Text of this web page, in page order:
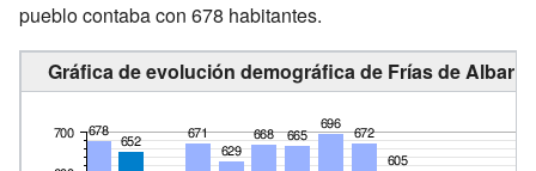
pueblo contaba con 678 habitantes.
Gráfica de evolución demográfica de Frías de